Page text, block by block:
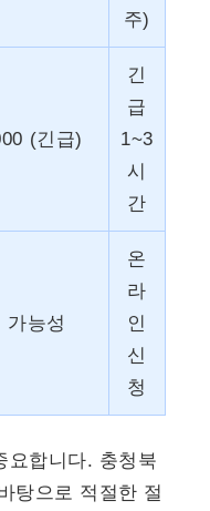
주)
(긴급)
긴
급
1~3
시
간
가능성
온
라
인
신
청
요합니다. 충청북
탕으로 적절한 절